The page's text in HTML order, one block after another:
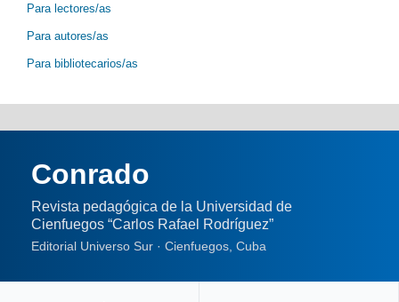
Para lectores/as
Para autores/as
Para bibliotecarios/as
Conrado
Revista pedagógica de la Universidad de
Cienfuegos “Carlos Rafael Rodríguez”
Editorial Universo Sur · Cienfuegos, Cuba